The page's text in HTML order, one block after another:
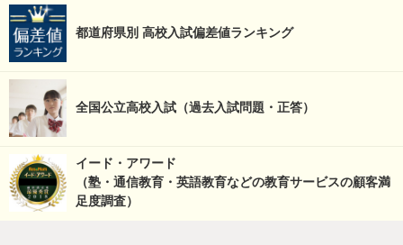
都道府県別 高校入試偏差値ランキング
全国公立高校入試（過去入試問題・正答）
イード・アワード
（塾・通信教育・英語教育などの教育サービスの顧客満
足度調査）